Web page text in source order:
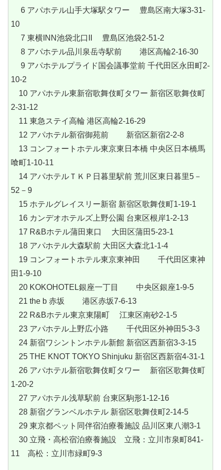
6 アパホテル山手大塚駅タワー 豊島区南大塚3-31-
10
7 東横INN池袋北口II 豊島区池袋2-51-2
8 アパホテル品川泉岳寺駅前 港区高輪2‐16‐30
9 アパホテルプライド国会議事堂前 千代田区永田町2-
10-2
10 アパホテル東新宿歌舞伎町タワー 新宿区歌舞伎町
2-31-12
11 東急ステイ高輪 港区高輪2-16-29
12 アパホテル新宿御苑前 新宿区新宿2-2-8
13 コンフォートホテル東京東日本橋 中央区日本橋馬
喰町1-10-11
14 アパホテルＴＫＰ日暮里駅前 荒川区東日暮里5－
52－9
15 ホテルグレイスリー新宿 新宿区歌舞伎町1-19-1
16 カンデオホテルズ上野公園 台東区根岸1-2-13
17 R&Bホテル蒲田東口 大田区蒲田5-23-1
18 アパホテル大森駅前 大田区大森北1-1-4
19 コンフォートホテル東京東神田 千代田区東神
田1-9-10
20 KOKOHOTEL銀座一丁目 中央区銀座1-9-5
21 the b 赤坂 港区赤坂7-6-13
22 R&Bホテル東京東陽町 江東区南砂2-1-5
23 アパホテル上野広小路 千代田区外神田5-3-3
24 新宿ワシントンホテル新館 新宿区西新宿3-3-15
25 THE KNOT TOKYO Shinjuku 新宿区西新宿4-31-1
26 アパホテル新宿歌舞伎町タワー 新宿区歌舞伎町
1-20-2
27 アパホテル浅草駅前 台東区駒形1-12-16
28 新宿グランベルホテル 新宿区歌舞伎町2-14-5
29 東京都ペット同伴宿泊療養施設 品川区東八潮3-1
30 立飛・高松宿泊療養施設 立飛：立川市泉町841-
11 高松：立川市緑町9-3